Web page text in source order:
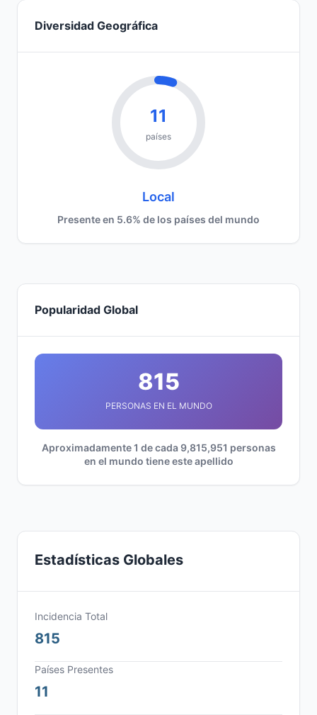
Diversidad Geográfica
11
países
Local
Presente en 5.6% de los países del mundo
Popularidad Global
815
PERSONAS EN EL MUNDO
Aproximadamente 1 de cada 9,815,951 personas
en el mundo tiene este apellido
Estadísticas Globales
Incidencia Total
815
Países Presentes
11